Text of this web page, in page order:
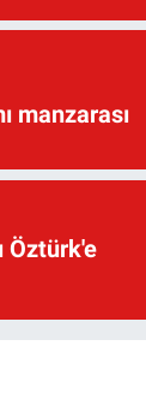
manzarası
Öztürk'e